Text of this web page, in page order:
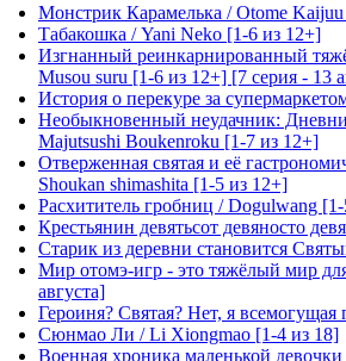
Монстрик Карамелька / Otome Kaijuu
Табакошка / Yani Neko [1-6 из 12+]
Изгнанный реинкарнированный
Musou suru [1-6 из 12+] [7 серия - 13
История о перекуре за
Необыкновенный неудачник:
Majutsushi Boukenroku [1-7 из 12+]
Отверженная святая и её
Shoukan shimashita [1-5 из 12+]
Расхититель гробниц / Dogulwang
Крестьянин девятьсот девяносто
Старик из деревни становится
Мир отомэ-игр - это тяжёлый мир
августа]
Героиня? Святая? Нет, я
Сюнмао Ли / Li Xiongmao [1-4 из 18]
Военная хроника маленькой